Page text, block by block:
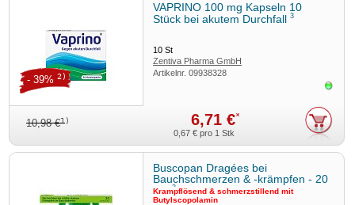
VAPRINO 100 mg Kapseln 10
Stück bei akutem Durchfall3
10St
Zentiva Pharma GmbH
Artikelnr.09938328
10,98 €1) 6,71 €*
- 39% 2)
0,67 € pro 1 Stk
Buscopan Dragées bei
Bauchschmerzen & -krämpfen - 20
Stk3
Krampflösend & schmerzstillend mit
Butylscopolamin